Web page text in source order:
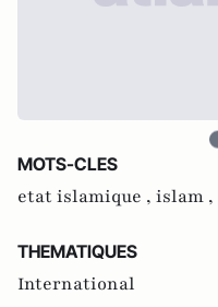
MOTS-CLES
etat islamique , islam ,
THEMATIQUES
International